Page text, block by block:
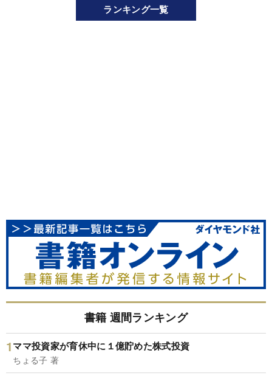
ランキング一覧
書籍 週間ランキング
ママ投資家が育休中に１億貯めた株式投資
ちょる子 著